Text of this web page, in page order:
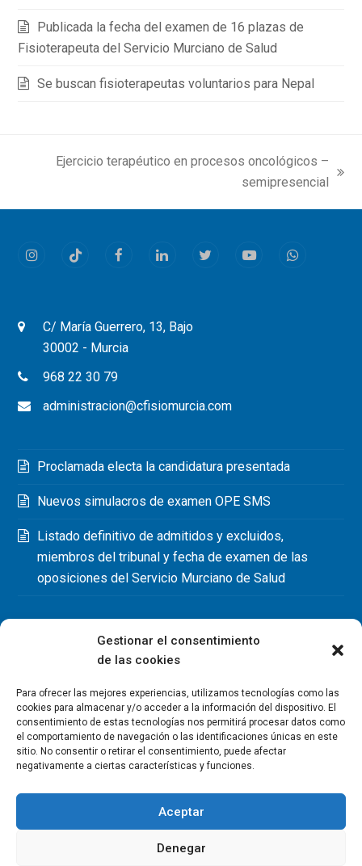
Gestionar el consentimiento
de las cookies
Para ofrecer las mejores experiencias, utilizamos tecnologías como las
cookies para almacenar y/o acceder a la información del dispositivo. El
consentimiento de estas tecnologías nos permitirá procesar datos como
el comportamiento de navegación o las identificaciones únicas en este
sitio. No consentir o retirar el consentimiento, puede afectar
negativamente a ciertas características y funciones.
Aceptar
Denegar
Publicada la fecha del examen de 16 plazas de
Fisioterapeuta del Servicio Murciano de Salud
Se buscan fisioterapeutas voluntarios para Nepal
Ejercicio terapéutico en procesos oncológicos –
semipresencial
InstagramTiktok FacebookLinkedInTwitterYoutubeWhatsapp
C/ María Guerrero, 13, Bajo
30002 - Murcia
968 22 30 79
administracion@cfisiomurcia.com
Proclamada electa la candidatura presentada
Nuevos simulacros de examen OPE SMS
Listado definitivo de admitidos y excluidos,
miembros del tribunal y fecha de examen de las
oposiciones del Servicio Murciano de Salud
Copyright Colegio Oficial de Fisioterapeutas de la Región de